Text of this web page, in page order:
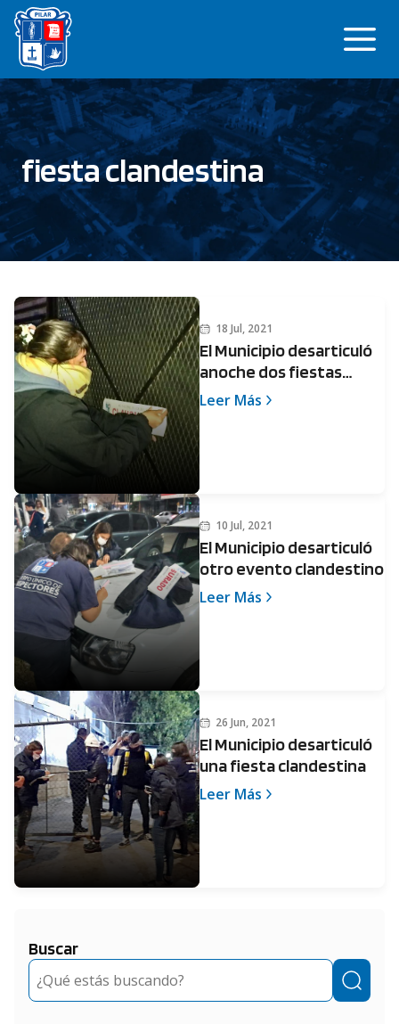
Saltar
contenido
fiesta clandestina
18 Jul, 2021
El Municipio desarticuló
anoche dos fiestas
clandestinas
Leer Más
10 Jul, 2021
El Municipio desarticuló
otro evento clandestino
Leer Más
26 Jun, 2021
El Municipio desarticuló
una fiesta clandestina
Leer Más
Buscar
Buscar